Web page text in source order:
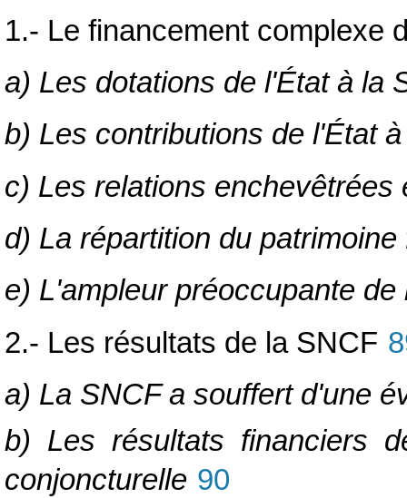
1.- Le financement complexe
a) Les dotations de l'État à la
b) Les contributions de l'État
c) Les relations enchevêtrées
d) La répartition du
e) L'ampleur préoccupante
2.- Les résultats de la SNCF
a) La SNCF a souffert d'une
b) Les résultats financiers
conjoncturelle 90